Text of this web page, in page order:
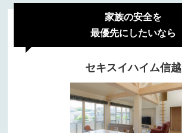
家族の安全を
最優先にしたいなら
セキスイハイム信越